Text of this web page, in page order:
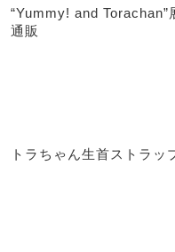
“Yummy! and Torachan”
通販
トラちゃん生首ストラッ